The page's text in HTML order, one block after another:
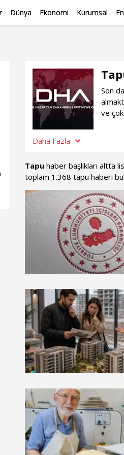
Dünya Ekonomi Kurumsal
Son
ve
Daha Fazla
Tapu haber başlıkları altta
toplam 1.368 tapu haberi